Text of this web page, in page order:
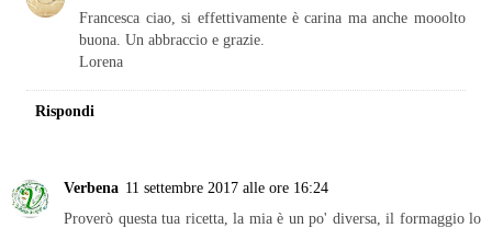
Francesca ciao, si effettivamente è carina ma anche mooolto
buona. Un abbraccio e grazie.
Lorena
Rispondi
Verbena 11 settembre 2017 alle ore 16:24
Proverò questa tua ricetta, la mia è un po' diversa, il formaggio lo